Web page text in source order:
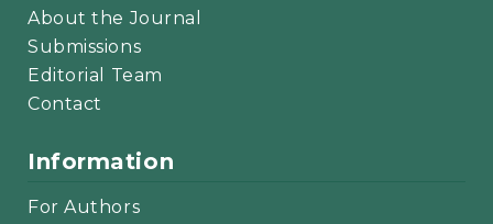
About the Journal
Submissions
Editorial Team
Contact
Information
For Authors